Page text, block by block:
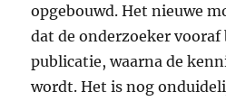
opgebouwd. Het nieuwe
dat de onderzoeker
publicatie, waarna de
wordt. Het is nog